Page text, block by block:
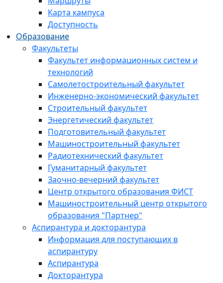
Карта кампуса
Доступность
Образование
Факультеты
Факультет информационных систем и
технологий
Самолетостроительный факультет
Инженерно-экономический факультет
Строительный факультет
Энергетический факультет
Подготовительный факультет
Машиностроительный факультет
Радиотехнический факультет
Гуманитарный факультет
Заочно-вечерний факультет
Центр открытого образования ФИСТ
Машиностроительный центр открытого
образования "Партнер"
Аспирантура и докторантура
Информация для поступающих в
аспирантуру
Аспирантура
Докторантура